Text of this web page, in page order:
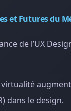
et Futures du
de l’UX
dans le design.